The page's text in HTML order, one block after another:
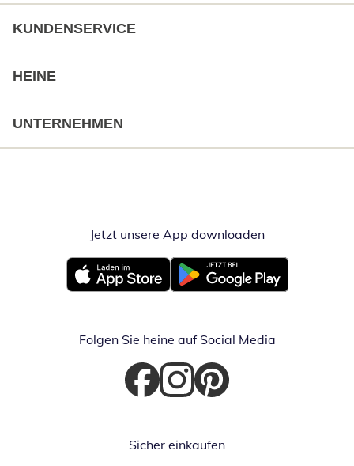
KUNDENSERVICE
HEINE
UNTERNEHMEN
Jetzt unsere App downloadenÖffnet in
Öffnet in neuem FensterÖffnet in neuem Fenster
Folgen Sie heine auf Social Media
Öffnet in neuem Fenster
Öffnet in neuem Fenster
Öffnet in neuem Fenster
Sicher einkaufen